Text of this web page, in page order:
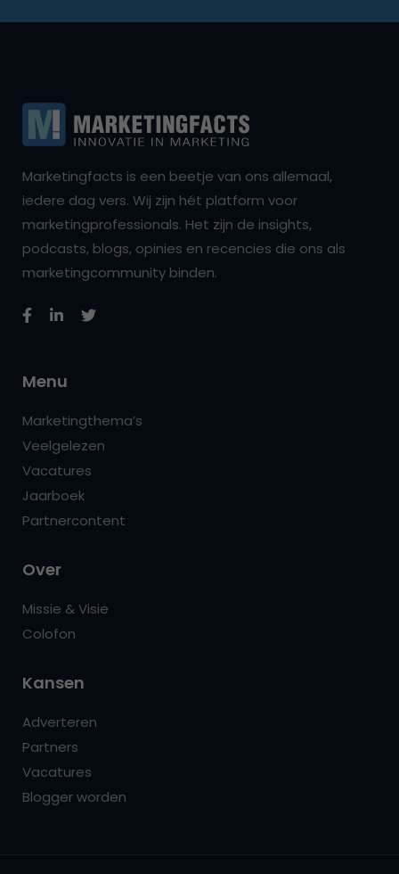
Marketingfacts is een beetje van ons allemaal,
iedere dag vers. Wij zijn hét platform voor
marketingprofessionals. Het zijn de insights,
podcasts, blogs, opinies en recencies die ons als
marketingcommunity binden.
Menu
Marketingthema’s
Veelgelezen
Vacatures
Jaarboek
Partnercontent
Over
Missie & Visie
Colofon
Kansen
Adverteren
Partners
Vacatures
Blogger worden